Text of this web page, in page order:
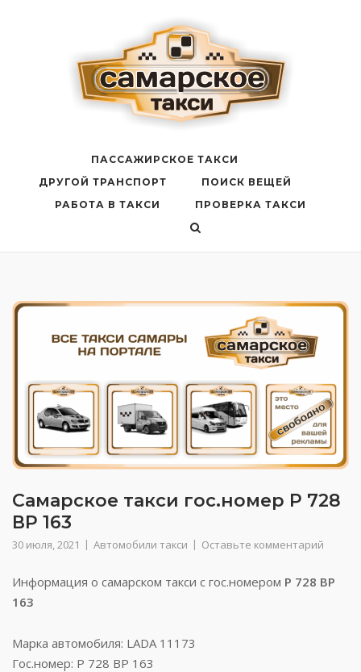
ПАССАЖИРСКОЕ ТАКСИ
ДРУГОЙ ТРАНСПОРТ
ПОИСК ВЕЩЕЙ
РАБОТА В ТАКСИ
ПРОВЕРКА ТАКСИ
Самарское такси гос.номер Р 728
ВР 163
30 июля, 2021 Автомобили такси Оставьте комментарий
Информация о самарском такси с гос.номером Р 728 ВР
163
Марка автомобиля: LADA 11173
Гос.номер: Р 728 ВР 163